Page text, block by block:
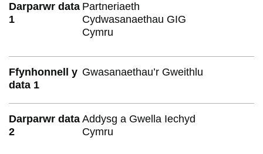
Darparwr data
1
Partneriaeth
Cydwasanaethau GIG
Cymru
Ffynhonnell y
data 1
Gwasanaethau’r Gweithlu
Darparwr data
2
Addysg a Gwella Iechyd
Cymru